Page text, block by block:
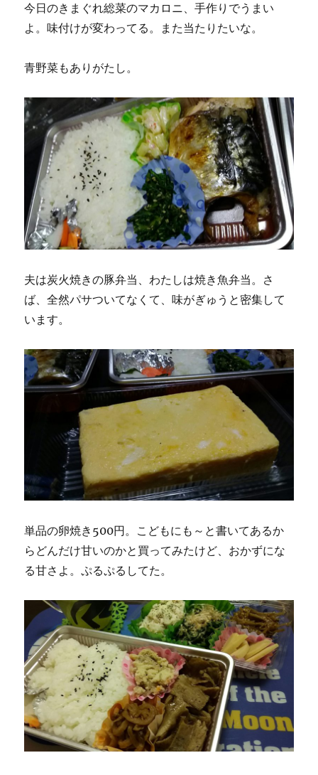
今日のきまぐれ総菜のマカロニ、手作りでうまい
よ。味付けが変わってる。また当たりたいな。
青野菜もありがたし。
夫は炭火焼きの豚弁当、わたしは焼き魚弁当。さ
ば、全然パサついてなくて、味がぎゅうと密集して
います。
単品の卵焼き500円。こどもにも～と書いてあるか
らどんだけ甘いのかと買ってみたけど、おかずにな
る甘さよ。ぷるぷるしてた。